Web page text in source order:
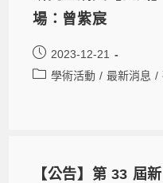
場：曾紫宸
2023-12-21
學術活動 / 最新消息 /
【公告】第 33 屆